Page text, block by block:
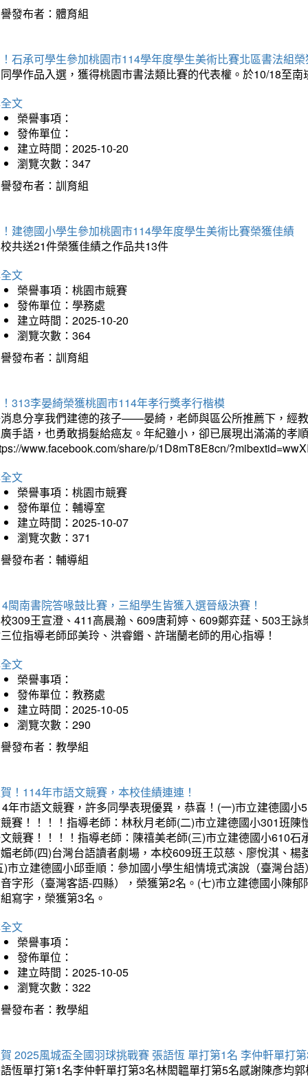
發布者：體育組
石承可學生參加桃園市114學年度學生美術比賽北區書法組
學作品入選，獲得桃園市書法類比賽的代表權。於10/18至
文
榮譽事項：
發佈單位：
建立時間：2025-10-20
瀏覽次數：347
發布者：訓育組
建德國小學生參加桃園市114學年度學生美術比賽榮獲佳績
共送21件榮獲佳績之作品共13件
文
榮譽事項：桃園市競賽
發佈單位：學務處
建立時間：2025-10-20
瀏覽次數：364
發布者：訓育組
313李晏綺榮獲桃園市114年孝行獎孝行楷模
息分享我們建德的孩子——晏綺，老師與區公所推薦下，經
手語，也勇敢捐髮給癌友。年紀雖小，卻已展現出滿滿的孝
www.facebook.com/share/p/1D8mT8E8cn/
文
榮譽事項：桃園市競賽
發佈單位：輔導室
建立時間：2025-10-07
瀏覽次數：371
發布者：輔導組
閩南書院答喙鼓比賽，三組學生皆獲入選晉級決賽！
309王宣澄、411高晨瀚、609唐莉婷、609鄭弈莛、503王
位指導老師邱美玲、洪睿鍲、許瑞蘭老師的用心指導！
文
榮譽事項：
發佈單位：教務處
建立時間：2025-10-05
瀏覽次數：290
發布者：教學組
！114年市語文競賽，本校佳績連連！
年市語文競賽，許多同學表現優異，恭喜！(一)市立建德國
賽！！！！指導老師：林秋月老師(二)市立建德國小301班
競賽！！！！指導老師：陳禧美老師(三)市立建德國小610
老師(四)台灣台語讀者劇場，本校609班王苡慈、廖悅淇、
)市立建德國小邱垂順：參加國小學生組情境式演說（臺灣台
字形（臺灣客語-四縣），榮獲第2名。(七)市立建德國小陳
寫字，榮獲第3名。
文
榮譽事項：
發佈單位：
建立時間：2025-10-05
瀏覽次數：322
發布者：教學組
2025風城盃全國羽球挑戰賽 張語恆 單打第1名 李仲軒單打
恆單打第1名李仲軒單打第3名林閎韞單打第5名感謝陳彥均